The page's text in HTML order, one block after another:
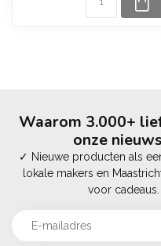
Waarom 3.000+
onze
✓ Nieuwe producten als
lokale makers en
voor